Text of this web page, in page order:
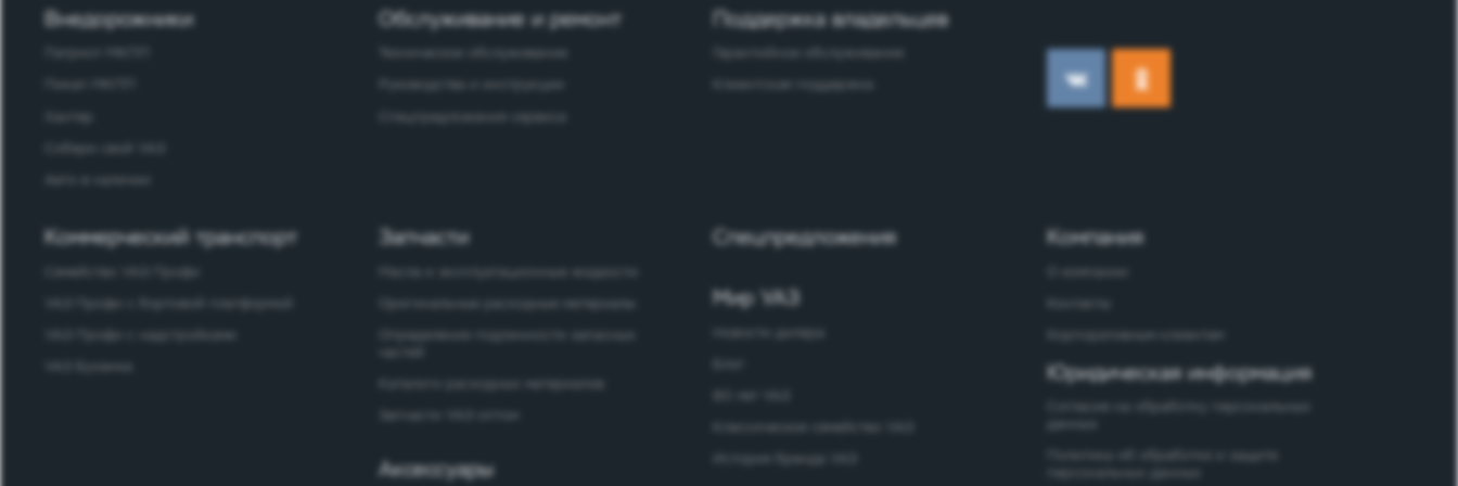
Внедорожники
Хантер
Собери свой УАЗ
Обслуживание и ремонт
Техническое обслуживание
Спецпредложения сервиса
Поддержка владельцев
Гарантийное обслуживание
Коммерческий транспорт
Семейство УАЗ Профи
УАЗ Профи с бортовой платформой
УАЗ Профи с надстройками
Запчасти
Масла и эксплуатационные жидкости
Оригинальные расходные материалы
Определение подлинности запасных
Каталоги расходных материалов
Запчасти УАЗ оптом
Аксессуары
Спецпредложения
Мир УАЗ
Новости дилера
Классическое семейство УАЗ
Компания
Контакты
Корпоративным клиентам
Юридическая информация
Согласие на обработку персональных
Политика об обработке и защите